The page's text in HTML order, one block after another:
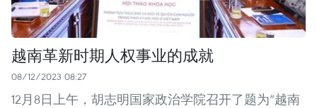
越南革新时期人权事业的成就
08/12/2023 08:27
12月8日上午，胡志明国家政治学院召开了题为“越南